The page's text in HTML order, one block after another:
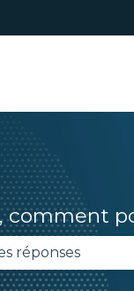
les traductions
comment
car